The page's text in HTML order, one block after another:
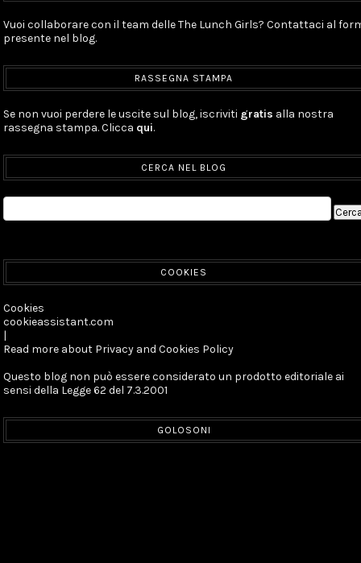
Vuoi collaborare con il team delle The Lunch Girls? Contattaci al
presente nel blog.
RASSEGNA STAMPA
Se non vuoi perdere le uscite sul blog, iscriviti gratis alla nostra
rassegna stampa. Clicca qui.
CERCA NEL BLOG
COOKIES
Cookies
cookieassistant.com
|
Read more about Privacy and Cookies Policy
Questo blog non può essere considerato un prodotto editoriale ai
sensi della Legge 62 del 7.3.2001
GOLOSONI